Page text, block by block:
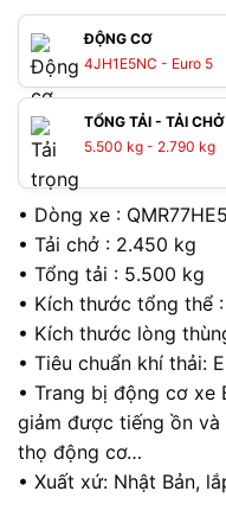
ĐỘNG CƠ
4JH1E5NC - Euro 5
TỔNG TẢI - TẢI CHỞ
5.500 kg - 2.790 kg
• Dòng xe :
• Tải chở : 2.450 kg
• Tổng tải : 5.500 kg
• Kích thước tổng thể
• Kích thước lòng
• Tiêu chuẩn khí thải:
• Trang bị động cơ xe
giảm được tiếng ồn
thọ động cơ…
• Xuất xứ: Nhật Bản,